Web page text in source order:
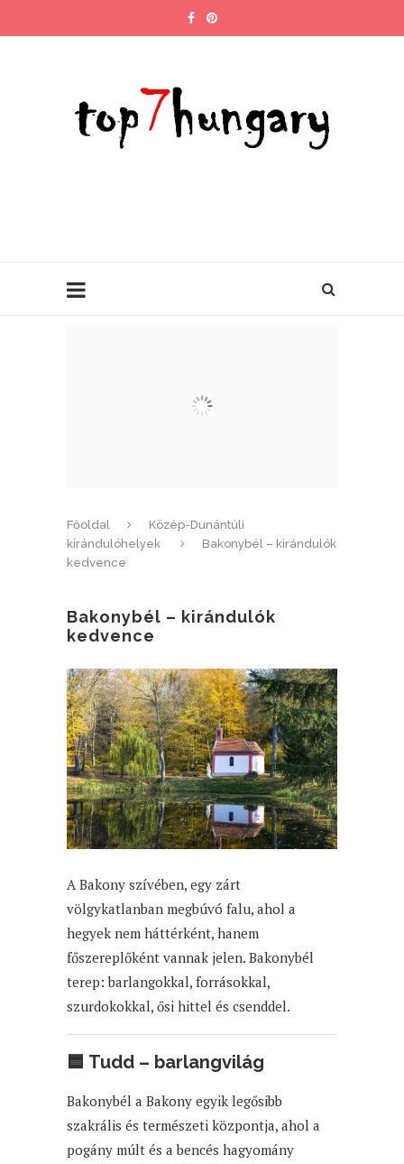
Főoldal
Közép-Dunántúli
kirándulóhelyek
Bakonybél – kirándulók
kedvence
Bakonybél – kirándulók
kedvence
A Bakony szívében, egy zárt
völgykatlanban megbúvó falu, ahol a
hegyek nem háttérként, hanem
főszereplőként vannak jelen. Bakonybél
terep: barlangokkal, forrásokkal,
szurdokokkal, ősi hittel és csenddel.
🟦 Tudd – barlangvilág
Bakonybél a Bakony egyik legősibb
szakrális és természeti központja, ahol a
pogány múlt és a bencés hagyomány